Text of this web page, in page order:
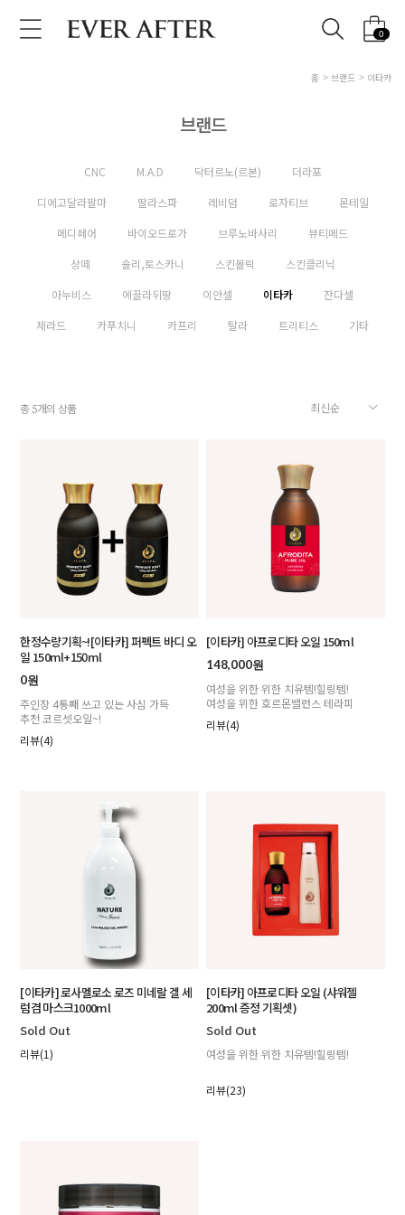
0
홈 브랜드 이타카
브랜드
CNC M.A.D 닥터르노(르본)
더라포
디에고달라팔마
딸라스파 레비덤 로자티브
몬테일
메디페어
바이오드로가 브루노바사리
뷰티메드
상떼
숄리,토스카니 스킨볼릭
스킨클리닉
아누비스
에끌라뒤땅 이안셀 이타카
잔다셀
제라드
카푸치니 카프리 탈라 트리티스 기타
총5개의 상품
한정수량기획~![이타카] 퍼펙트 바디 오
일 150ml+150ml
0원
주인장 4통째 쓰고 있는 사심 가득
추천 코르셋오일~!
리뷰(4)
[이타카] 아프로디타 오일 150ml
148,000원
여성을 위한 위한 치유템!힐링템!
여성을 위한 호르몬밸런스 테라피
리뷰(4)
[이타카] 로사멜로소 로즈 미네랄 겔 세
럼겸 마스크1000ml
Sold Out
리뷰(1)
[이타카] 아프로디타 오일 (샤워젤
200ml 증정 기획셋)
Sold Out
여성을 위한 위한 치유템!힐링템!
리뷰(23)